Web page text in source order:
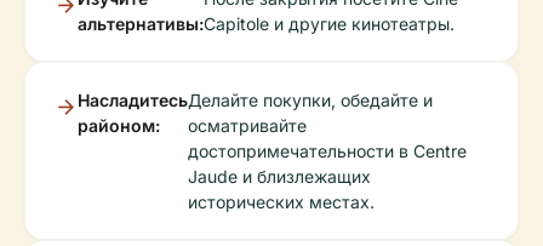
альтернативы:Capitole и другие кинотеатры.
Насладитесь
районом:
Делайте покупки, обедайте и
осматривайте
достопримечательности в Centre
Jaude и близлежащих
исторических местах.